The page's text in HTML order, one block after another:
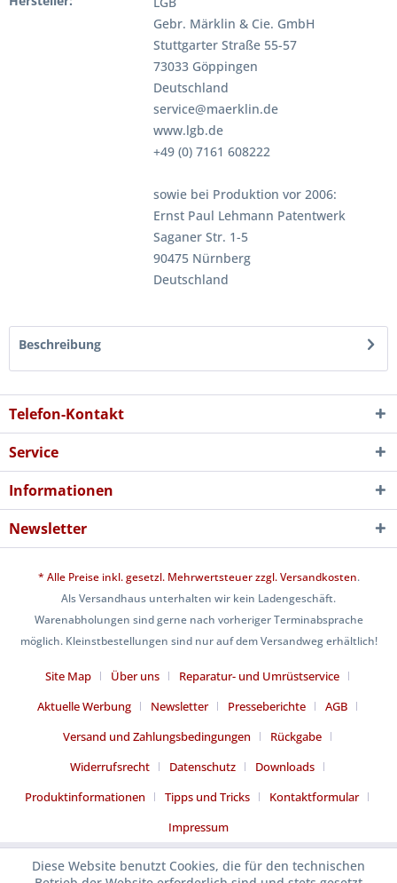
Gebr. Märklin & Cie. GmbH
Stuttgarter Straße 55-57
73033 Göppingen
Deutschland
service@maerklin.de
www.lgb.de
+49 (0) 7161 608222
sowie bei Produktion vor 2006:
Ernst Paul Lehmann Patentwerk
Saganer Str. 1-5
90475 Nürnberg
Deutschland
Beschreibung
Telefon-Kontakt
Service
Informationen
Newsletter
* Alle Preise inkl. gesetzl. Mehrwertsteuer zzgl.Versandkosten.
Als Versandhaus unterhalten wir kein Ladengeschäft.
Warenabholungen sind gerne nach vorheriger Terminabsprache
möglich. Kleinstbestellungen sind nur auf dem Versandweg erhältlich!
Site Map Über uns
Reparatur- und Umrüstservice
Aktuelle Werbung
Newsletter Presseberichte
AGB
Versand und Zahlungsbedingungen
Rückgabe
Widerrufsrecht
Datenschutz
Downloads
Produktinformationen
Tipps und Tricks
Kontaktformular
Impressum
Diese Website benutzt Cookies, die für den technischen